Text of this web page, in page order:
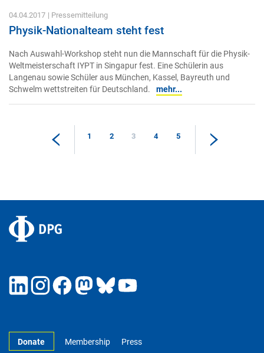
04.04.2017 | Pressemitteilung
Physik-Nationalteam steht fest
Nach Auswahl-Workshop steht nun die Mannschaft für die Physik-
Weltmeisterschaft IYPT in Singapur fest. Eine Schülerin aus
Langenau sowie Schüler aus München, Kassel, Bayreuth und
Schwelm wettstreiten für Deutschland.
mehr...
1 2 3 4 5
Donate Membership Press